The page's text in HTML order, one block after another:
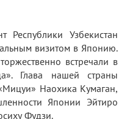
Республики Узбекистан
визитом в Японию.
встречали в
Глава нашей страны
Наохика Кумаган,
Японии Эйтиро
Фудзи.